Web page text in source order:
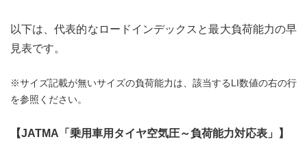
以下は、代表的なロードインデックスと最大負荷能力の早
見表です。
※サイズ記載が無いサイズの負荷能力は、該当するLI数値の右の行
を参照ください。
【JATMA「乗用車用タイヤ空気圧～負荷能力対応表」】